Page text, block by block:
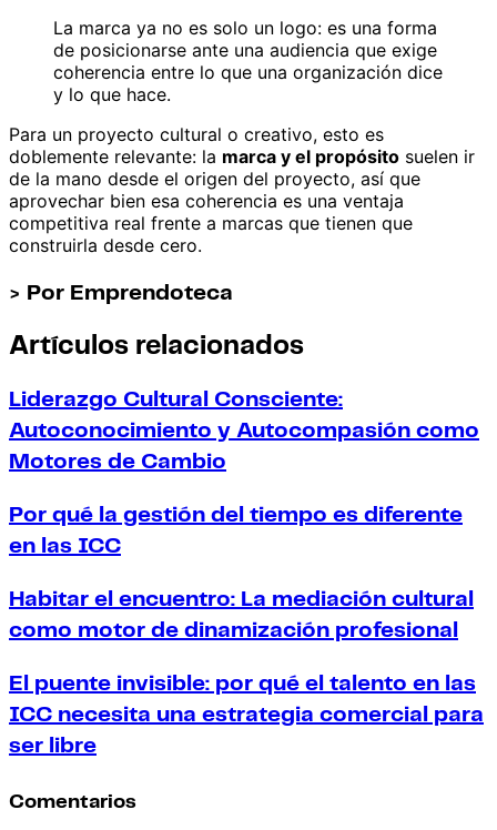
La marca ya no es solo un logo: es una forma
de posicionarse ante una audiencia que exige
coherencia entre lo que una organización dice
y lo que hace.
Para un proyecto cultural o creativo, esto es
doblemente relevante: la marca y el propósito suelen ir
de la mano desde el origen del proyecto, así que
aprovechar bien esa coherencia es una ventaja
competitiva real frente a marcas que tienen que
construirla desde cero.
> Por Emprendoteca
Artículos relacionados
Liderazgo Cultural Consciente:
Autoconocimiento y Autocompasión como
Motores de Cambio
Por qué la gestión del tiempo es diferente
en las ICC
Habitar el encuentro: La mediación cultural
como motor de dinamización profesional
El puente invisible: por qué el talento en las
ICC necesita una estrategia comercial para
ser libre
Comentarios